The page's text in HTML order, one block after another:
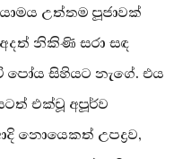
උත්තම පූජාවක්
නිකිණි සරා සඳ
සිහියට නැගේ. එය
එක්වූ අපූර්ව
නොයෙකත් උපද්‍රව,